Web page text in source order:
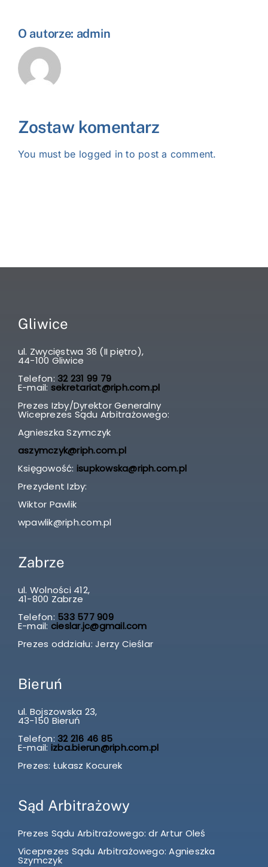
O autorze: admin
Zostaw komentarz
You must be logged in to post a comment.
Gliwice
ul. Zwycięstwa 36 (II piętro),
44-100 Gliwice
Telefon: 32 231 99 79
E-mail: sekretariat@riph.com.pl
Prezes Izby/Dyrektor Generalny
Wiceprezes Sądu Arbitrażowego:
Agnieszka Szymczyk
aszymczyk@riph.com.pl
Księgowość: isupkowska@riph.com.pl
Prezydent Izby:
Wiktor Pawlik
wpawlik@riph.com.pl
Zabrze
ul. Wolności 412,
41-800 Zabrze
Telefon: 533 577 909
E-mail: cieslar.jc@gmail.com
Prezes oddziału: Jerzy Cieślar
Bieruń
ul. Bojszowska 23,
43-150 Bieruń
Telefon: 32 216 46 85
E-mail: izba.bierun@riph.com.pl
Prezes: Łukasz Kocurek
Sąd Arbitrażowy
Prezes Sądu Arbitrażowego: dr Artur Oleś
Viceprezes Sądu Arbitrażowego: Agnieszka
Szymczyk